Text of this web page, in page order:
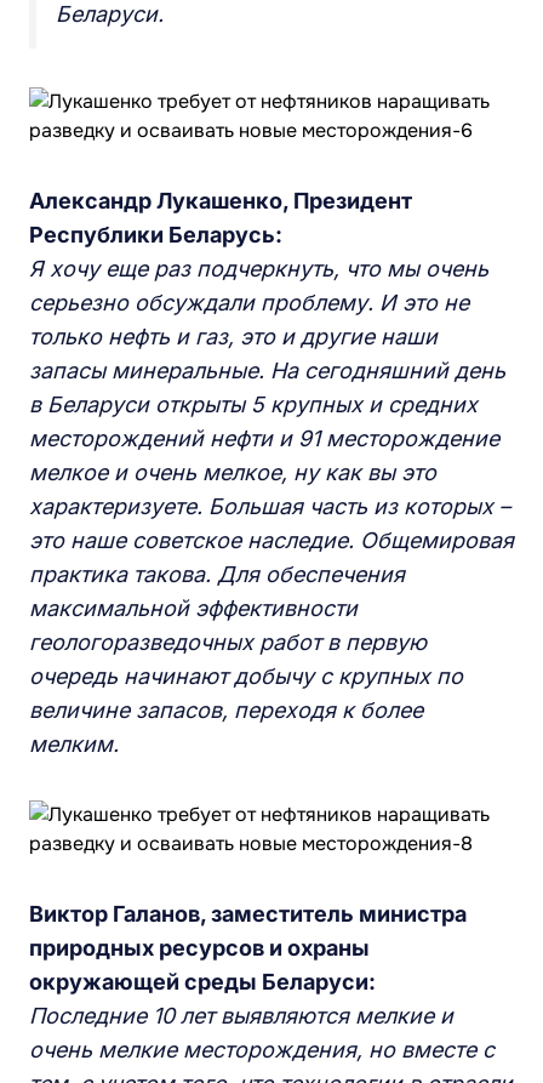
Беларуси.
Александр Лукашенко, Президент
Республики Беларусь:
Я хочу еще раз подчеркнуть, что мы очень
серьезно обсуждали проблему. И это не
только нефть и газ, это и другие наши
запасы минеральные. На сегодняшний день
в Беларуси открыты 5 крупных и средних
месторождений нефти и 91 месторождение
мелкое и очень мелкое, ну как вы это
характеризуете. Большая часть из которых –
это наше советское наследие. Общемировая
практика такова. Для обеспечения
максимальной эффективности
геологоразведочных работ в первую
очередь начинают добычу с крупных по
величине запасов, переходя к более
мелким.
Виктор Галанов, заместитель министра
природных ресурсов и охраны
окружающей среды Беларуси:
Последние 10 лет выявляются мелкие и
очень мелкие месторождения, но вместе с